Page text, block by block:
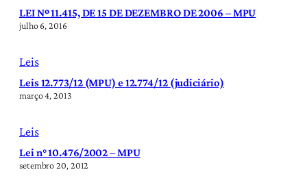
LEI Nº 11.415, DE 15 DE DEZEMBRO DE 2006 – MPU
julho 6, 2016
Leis
Leis 12.773/12 (MPU) e 12.774/12 (judiciário)
março 4, 2013
Leis
Lei n° 10.476/2002 – MPU
setembro 20, 2012